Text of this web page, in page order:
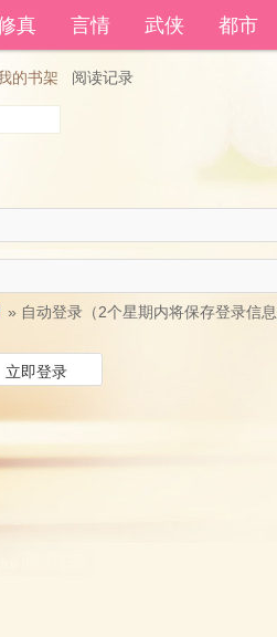
真 言情 武侠 都市
下载书籍功能。
的书架 阅读记录
» 自动登录（2个星期内将保存登录信